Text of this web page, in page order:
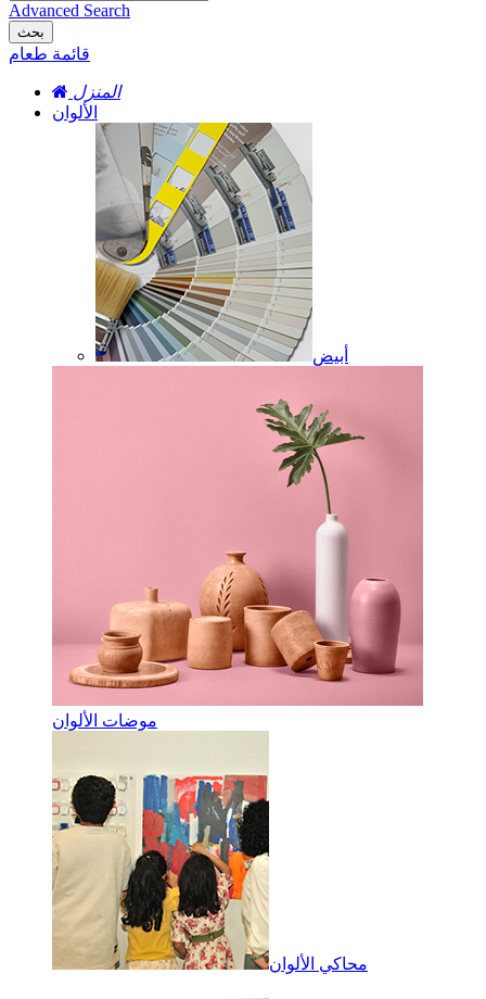
Advanced Search
بحث
قائمة طعام
المنزل
الألوان
أبيض
موضات الألوان
محاكي الألوان